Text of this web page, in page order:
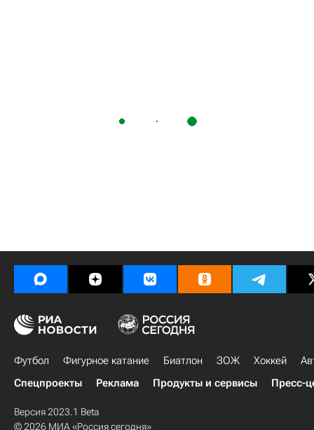
Футбол Фигурное катание Биатлон ЗОЖ Хоккей
Спецпроекты
Реклама Продукты и сервисы Пресс-
Версия 2023.1 Beta
© 2026 МИА «Россия сегодня»